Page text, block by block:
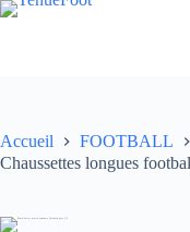
Passer
Accueil FOOTBALL
Chaussettes longues